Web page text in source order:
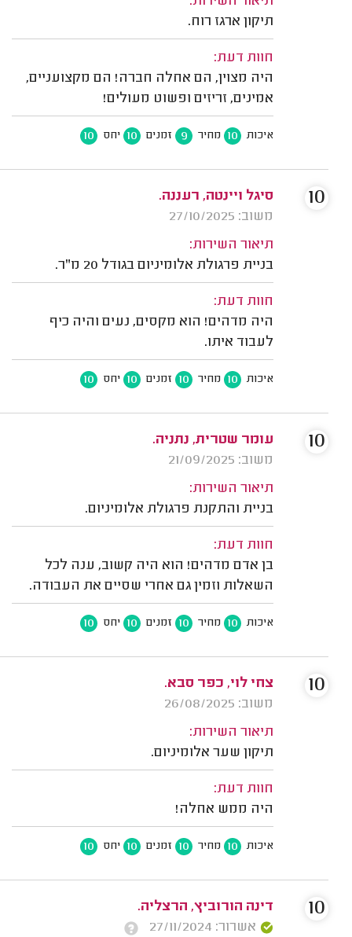
תיקון ארגז רוח.
חוות דעת:
היה מצוין, הם אחלה חברה! הם מקצועניים,
אמינים, זריזים ופשוט מעולים!
איכות 10 מחיר 9 זמנים 10 יחס 10
סיגל ויינטה, רעננה.
משוב: 27/10/2025
תיאור השירות:
בניית פרגולת אלומיניום בגודל 20 מ"ר.
חוות דעת:
היה מדהים! הוא מקסים, נעים והיה כיף
לעבוד איתו.
איכות 10 מחיר 10 זמנים 10 יחס 10
10
עומר שטרית, נתניה.
משוב: 21/09/2025
תיאור השירות:
בניית והתקנת פרגולת אלומיניום.
חוות דעת:
בן אדם מדהים! הוא היה קשוב, ענה לכל
השאלות וזמין גם אחרי שסיים את העבודה.
איכות 10 מחיר 10 זמנים 10 יחס 10
10
צחי לוי, כפר סבא.
משוב: 26/08/2025
תיאור השירות:
תיקון שער אלומיניום.
חוות דעת:
היה ממש אחלה!
איכות 10 מחיר 10 זמנים 10 יחס 10
10
דינה הורוביץ, הרצליה.
אשרור: 27/11/2024
10